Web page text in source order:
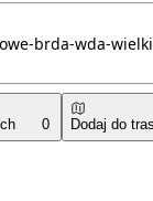
brda-wda-
0 Dodaj do